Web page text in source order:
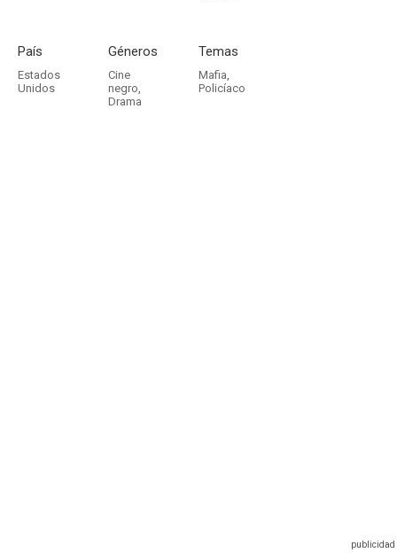
País
Estados
Unidos
Géneros
Cine
negro,
Drama
Temas
Mafia,
Policíaco